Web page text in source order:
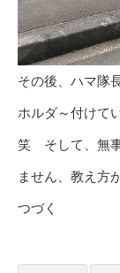
その後、ハマ隊
ホルダ～付けて
笑 そして、無
ません、教え方
つづく